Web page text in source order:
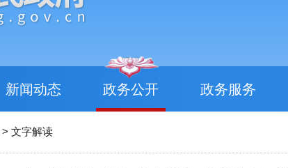
新闻动态 政务公开 政务服务
> 文字解读